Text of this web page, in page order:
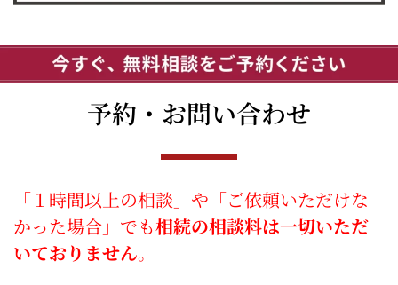
予約・お問い合わせ​
「１時間以上の相談」や「ご依頼いただけな
かった場合」でも相続の相談料は一切いただ
いておりません。